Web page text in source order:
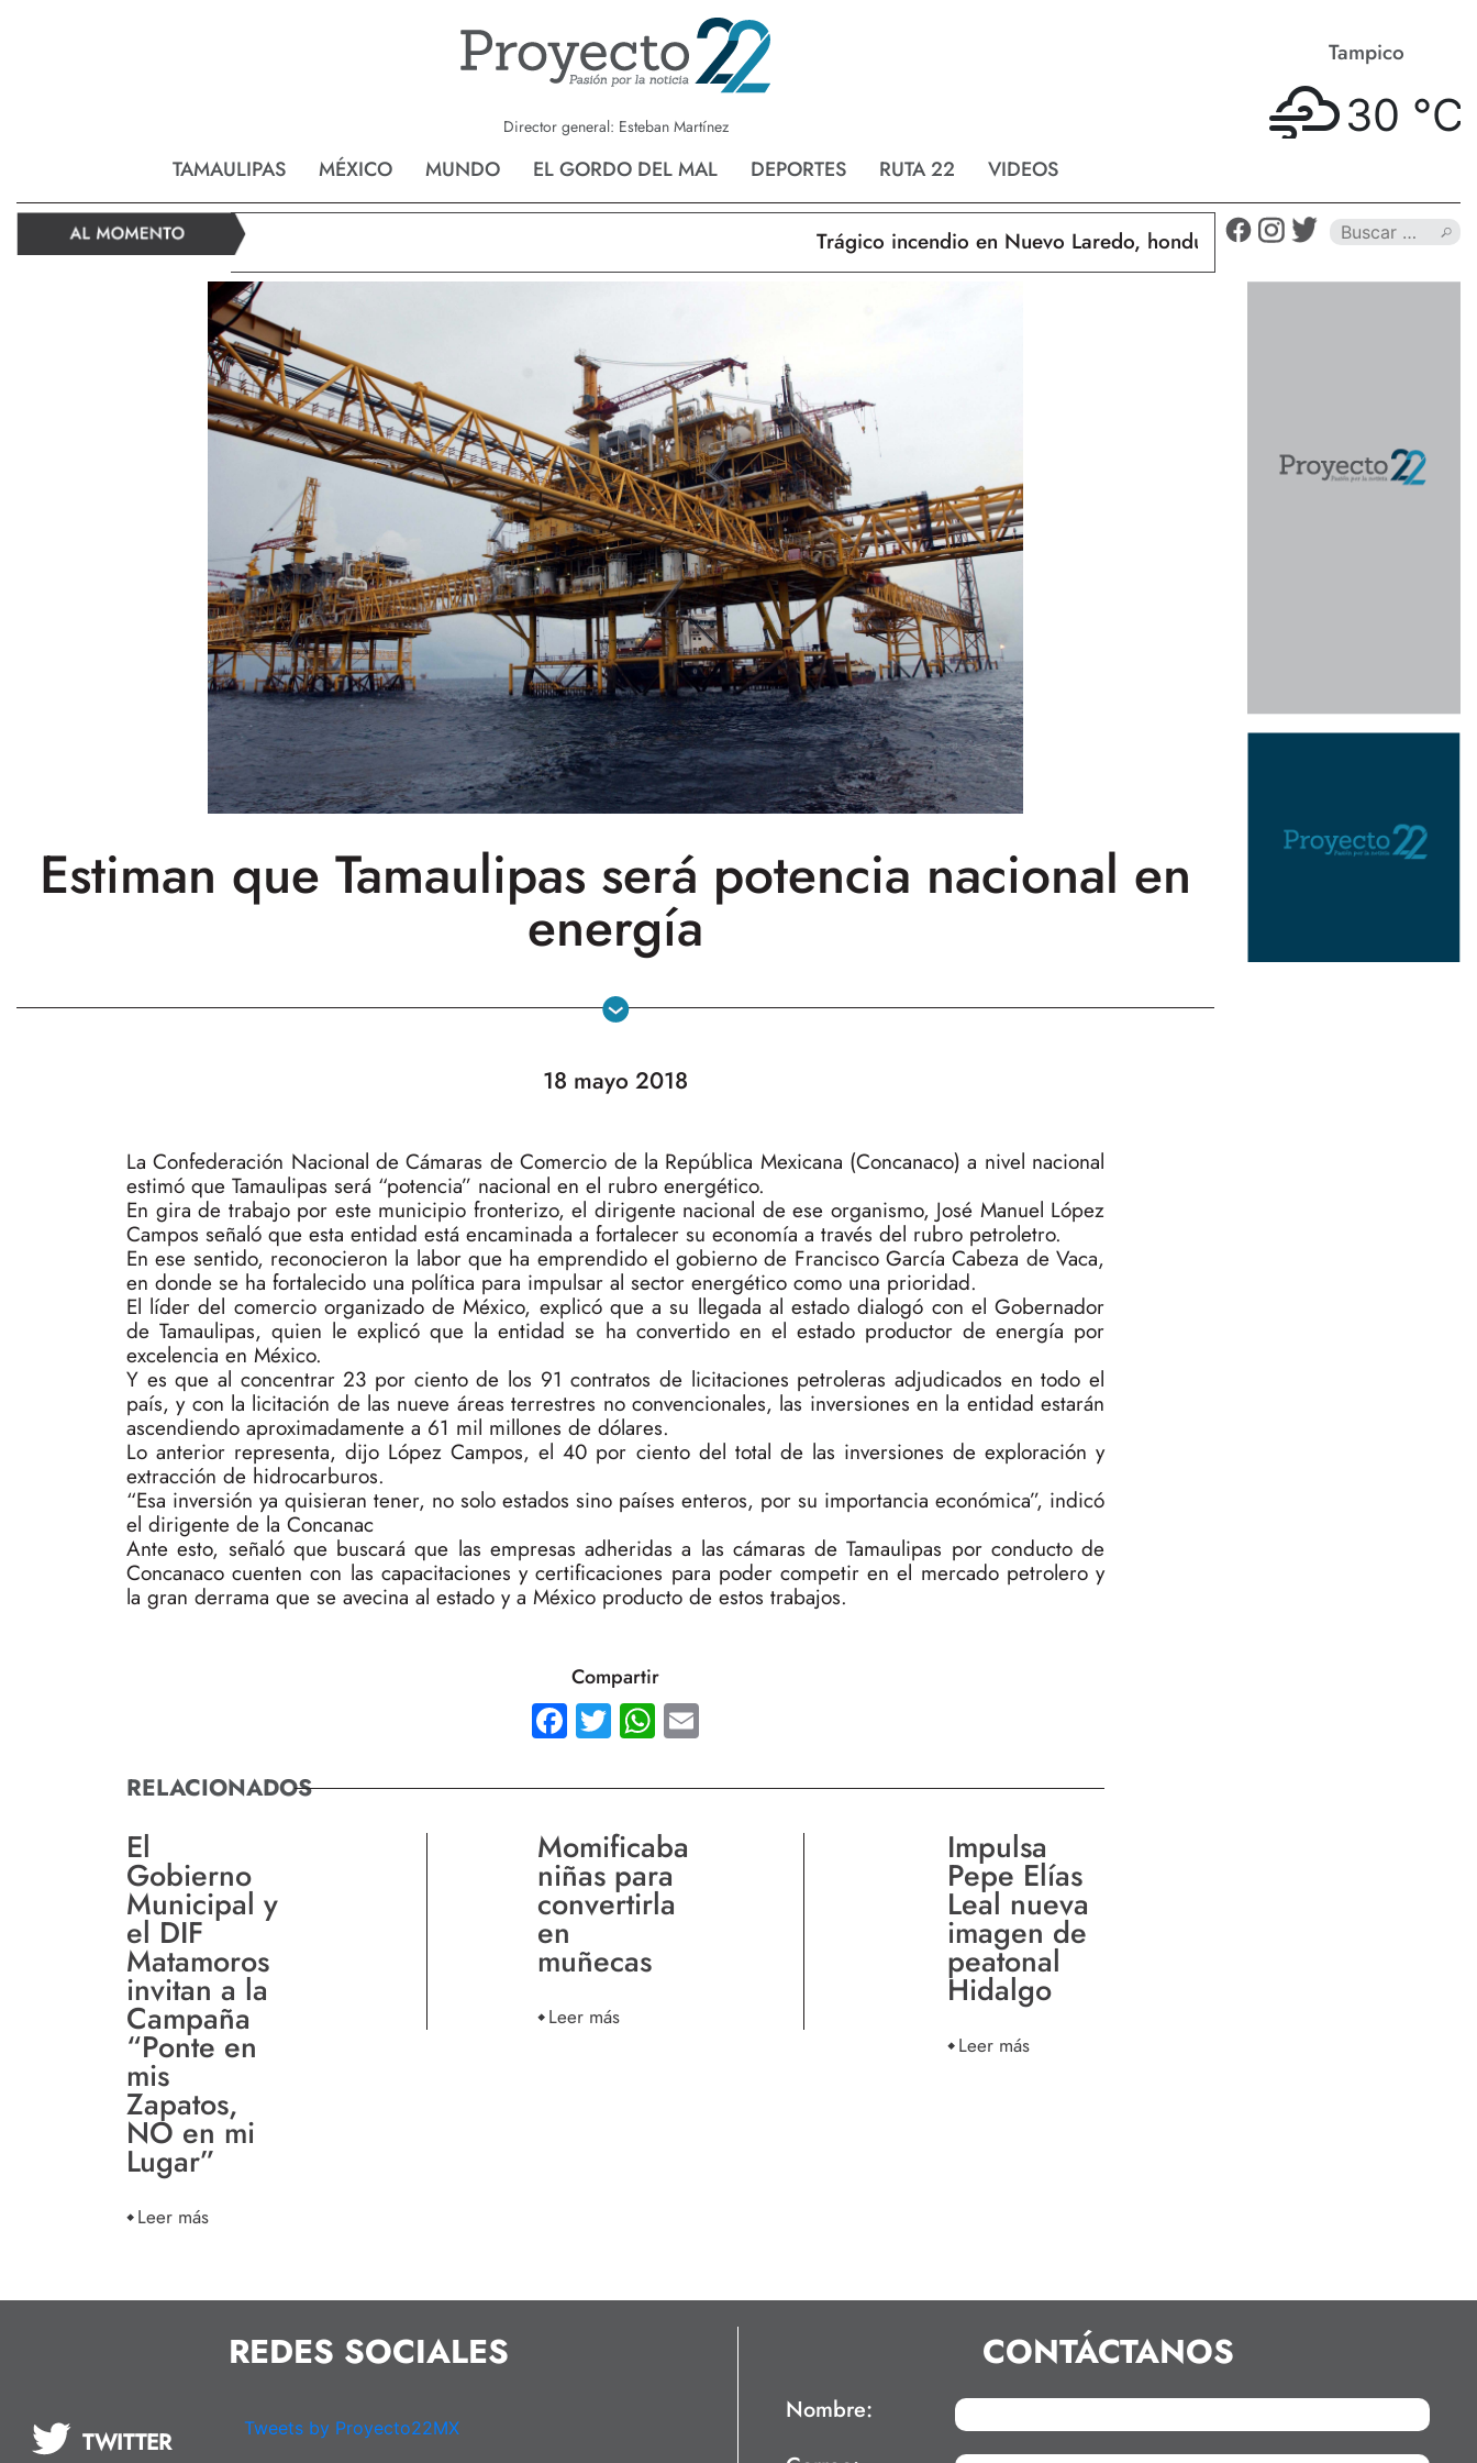
Director general: Esteban Martínez
TAMAULIPAS MÉXICO MUNDO EL GORDO DEL MAL DEPORTES RUTA 22 VIDEOS
Reynosa Nvo. Laredo Tampico
30 °C
Trágico incendio en Nuevo Laredo, hondureño muere calcinado
Estiman que Tamaulipas será potencia nacional en
energía
18 mayo 2018
La Confederación Nacional de Cámaras de Comercio de la República Mexicana (Concanaco) a nivel nacional
estimó que Tamaulipas será “potencia” nacional en el rubro energético.
En gira de trabajo por este municipio fronterizo, el dirigente nacional de ese organismo, José Manuel López
Campos señaló que esta entidad está encaminada a fortalecer su economía a través del rubro petroletro.
En ese sentido, reconocieron la labor que ha emprendido el gobierno de Francisco García Cabeza de Vaca,
en donde se ha fortalecido una política para impulsar al sector energético como una prioridad.
El líder del comercio organizado de México, explicó que a su llegada al estado dialogó con el Gobernador
de Tamaulipas, quien le explicó que la entidad se ha convertido en el estado productor de energía por
excelencia en México.
Y es que al concentrar 23 por ciento de los 91 contratos de licitaciones petroleras adjudicados en todo el
país, y con la licitación de las nueve áreas terrestres no convencionales, las inversiones en la entidad estarán
ascendiendo aproximadamente a 61 mil millones de dólares.
Lo anterior representa, dijo López Campos, el 40 por ciento del total de las inversiones de exploración y
extracción de hidrocarburos.
“Esa inversión ya quisieran tener, no solo estados sino países enteros, por su importancia económica”, indicó
el dirigente de la Concanac
Ante esto, señaló que buscará que las empresas adheridas a las cámaras de Tamaulipas por conducto de
Concanaco cuenten con las capacitaciones y certificaciones para poder competir en el mercado petrolero y
la gran derrama que se avecina al estado y a México producto de estos trabajos.
Compartir
Facebook
TwitterWhatsApp
RELACIONADOS
El
Gobierno
Municipal y
el DIF
Matamoros
invitan a la
Campaña
“Ponte en
mis
Zapatos,
NO en mi
Lugar”
Leer más
Momificaba
niñas para
convertirla
en
muñecas
Leer más
Impulsa
Pepe Elías
Leal nueva
imagen de
peatonal
Hidalgo
Leer más
REDES SOCIALES
TWITTER Tweets by Proyecto22MX
CONTÁCTANOS
Nombre: